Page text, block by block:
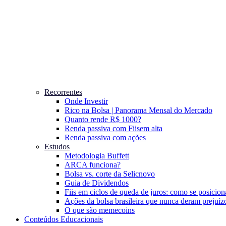
Recorrentes
Onde Investir
Rico na Bolsa | Panorama Mensal do Mercado
Quanto rende R$ 1000?
Renda passiva com Fiisem alta
Renda passiva com ações
Estudos
Metodologia Buffett
ARCA funciona?
Bolsa vs. corte da Selicnovo
Guia de Dividendos
Fiis em ciclos de queda de juros: como se
Ações da bolsa brasileira que nunca deram
O que são memecoins
Conteúdos Educacionais